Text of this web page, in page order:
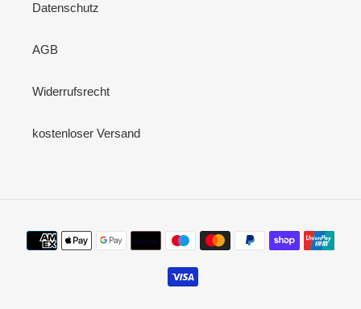
Datenschutz
AGB
Widerrufsrecht
kostenloser Versand
Zahlungsmethoden